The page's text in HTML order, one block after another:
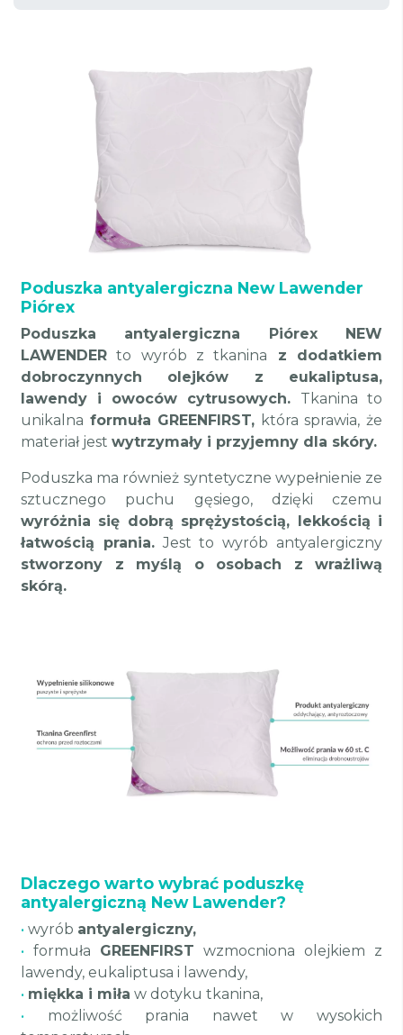
Poduszka antyalergiczna New Lawender
Piórex
Poduszka antyalergiczna Piórex NEW
LAWENDER to wyrób z tkanina z dodatkiem
dobroczynnych olejków z eukaliptusa,
lawendy i owoców cytrusowych. Tkanina to
unikalna formuła GREENFIRST, która sprawia, że
materiał jest wytrzymały i przyjemny dla skóry.
Poduszka ma również syntetyczne wypełnienie ze
sztucznego puchu gęsiego, dzięki czemu
wyróżnia się dobrą sprężystością, lekkością i
łatwością prania.Jest to wyrób antyalergiczny
stworzony z myślą o osobach z wrażliwą
skórą.
Dlaczego warto wybrać poduszkę
antyalergiczną New Lawender?
• wyrób antyalergiczny,
• formuła GREENFIRST wzmocniona olejkiem z
lawendy, eukaliptusa i lawendy,
• miękka i miła w dotyku tkanina,
• możliwość prania nawet w wysokich